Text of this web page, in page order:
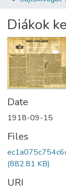
Statistics
About us
Diákok
Date
1918-09-15
Files
(882.81 KB)
URI